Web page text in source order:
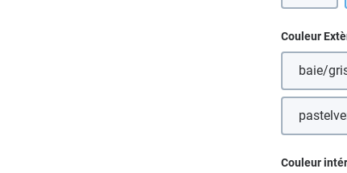
Couleur
baie/
Couleur